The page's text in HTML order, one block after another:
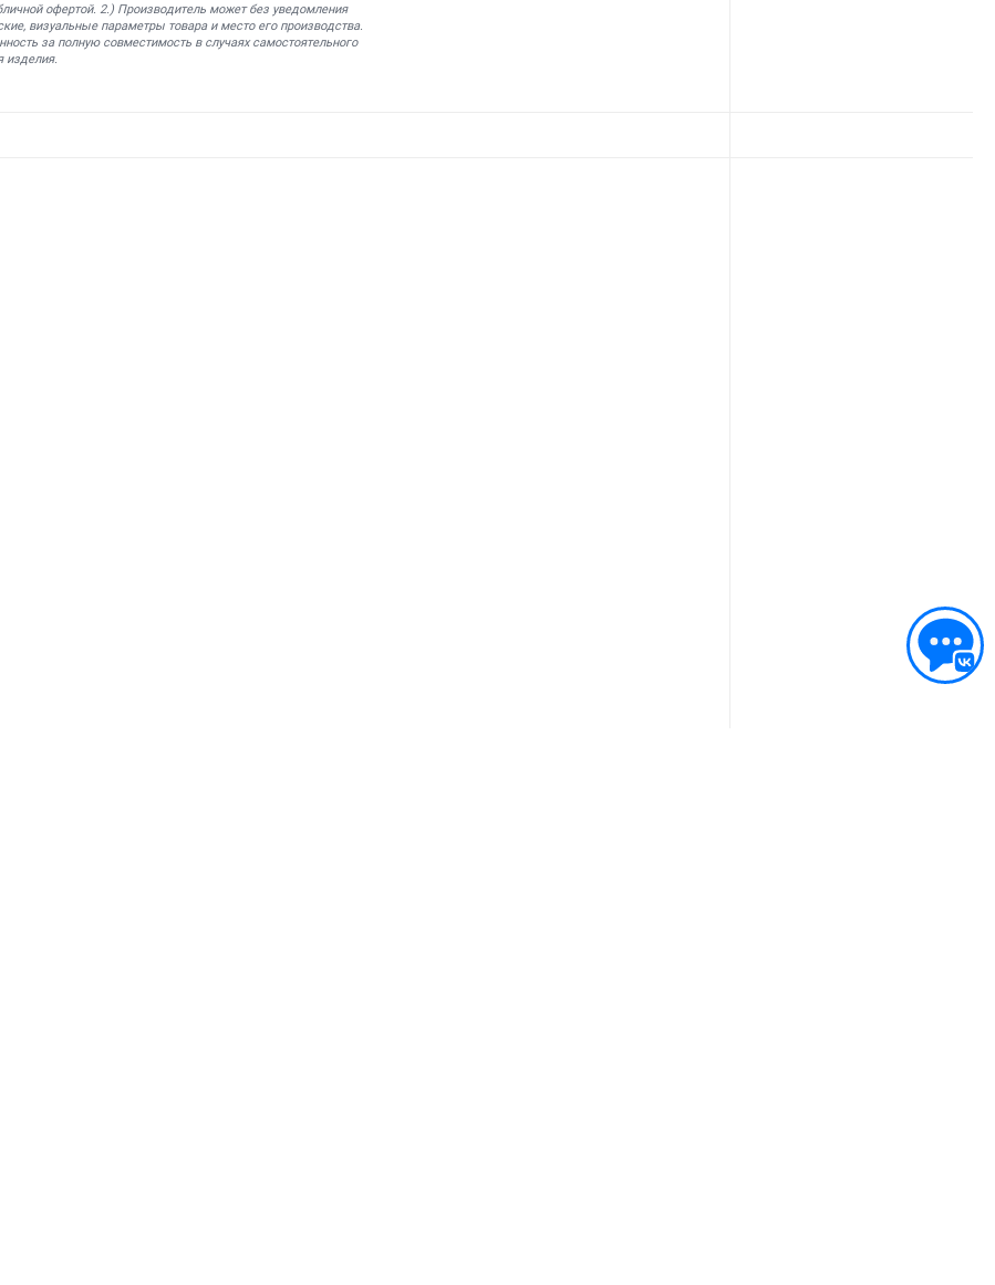
офертой. 2.) Производитель может без уведомления
визуальные параметры товара и место его производства.
за полную совместимость в случаях самостоятельного
изделия.